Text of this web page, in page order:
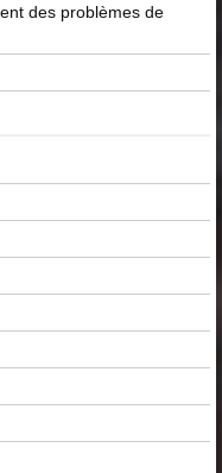
des problèmes de